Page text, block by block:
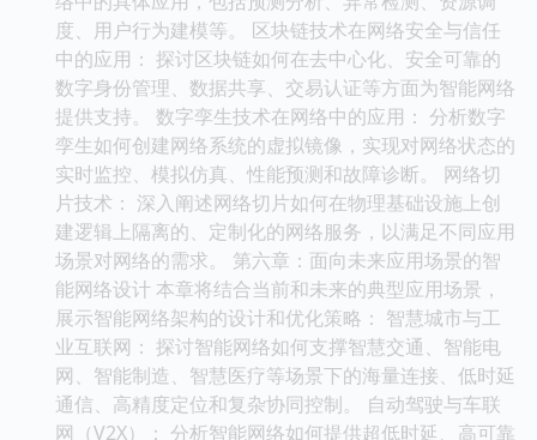
度、用户行为建模等。 区块链技术在网络安全与信任
中的应用： 探讨区块链如何在去中心化、安全可靠的
数字身份管理、数据共享、交易认证等方面为智能网络
提供支持。 数字孪生技术在网络中的应用： 分析数字
孪生如何创建网络系统的虚拟镜像，实现对网络状态的
实时监控、模拟仿真、性能预测和故障诊断。 网络切
片技术： 深入阐述网络切片如何在物理基础设施上创
建逻辑上隔离的、定制化的网络服务，以满足不同应用
场景对网络的需求。 第六章：面向未来应用场景的智
能网络设计 本章将结合当前和未来的典型应用场景，
展示智能网络架构的设计和优化策略： 智慧城市与工
业互联网： 探讨智能网络如何支撑智慧交通、智能电
网、智能制造、智慧医疗等场景下的海量连接、低时延
通信、高精度定位和复杂协同控制。 自动驾驶与车联
网（V2X）： 分析智能网络如何提供超低时延、高可靠